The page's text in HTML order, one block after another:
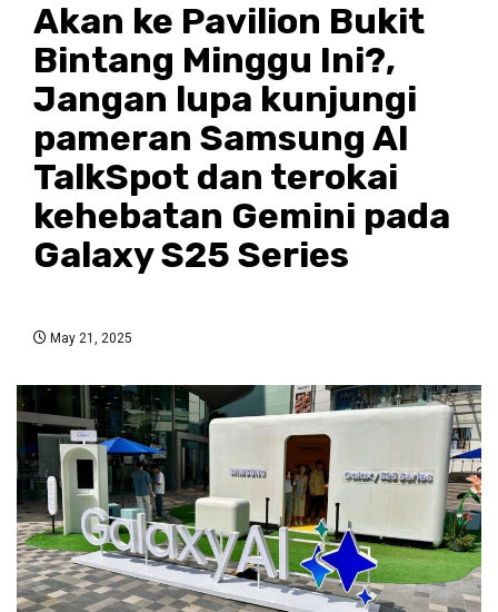
Akan ke Pavilion Bukit
Bintang Minggu Ini?,
Jangan lupa kunjungi
pameran Samsung AI
TalkSpot dan terokai
kehebatan Gemini pada
Galaxy S25 Series
May 21, 2025